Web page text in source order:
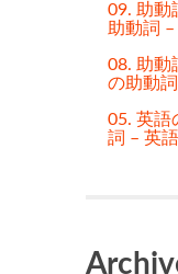
09. 助動
助動詞
08. 助動
の助動
05. 英語
詞 – 英